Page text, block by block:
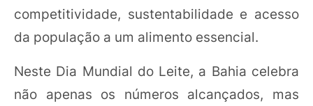
competitividade, sustentabilidade e acesso
da população a um alimento essencial.
Neste Dia Mundial do Leite, a Bahia celebra
não apenas os números alcançados, mas